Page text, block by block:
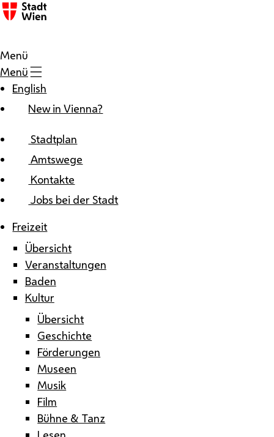
Zum Inhalt
Menü
Menü
English
New in Vienna?
Stadtplan
Amtswege
Kontakte
Jobs bei der Stadt
Freizeit
Übersicht
Veranstaltungen
Baden
Kultur
Übersicht
Geschichte
Förderungen
Museen
Musik
Film
Bühne & Tanz